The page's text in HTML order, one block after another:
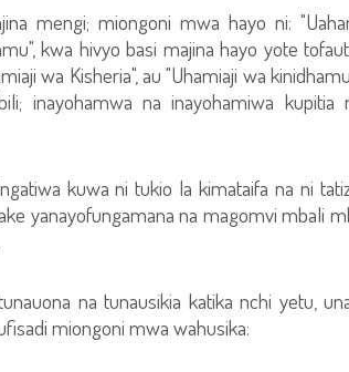
mengi; miongoni mwa hayo ni:
kwa hivyo basi majina hayo yote
wa Kisheria", au "Uhamiaji wa
inayohamwa na inayohamiwa kupitia
kuwa ni tukio la kimataifa na ni
yanayofungamana na magomvi mbali
na tunausikia katika nchi yetu,
miongoni mwa wahusika: